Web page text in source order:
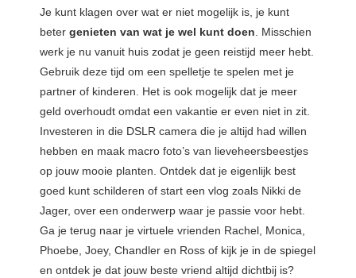
Je kunt klagen over wat er niet mogelijk is, je kunt
beter genieten van wat je wel kunt doen. Misschien
werk je nu vanuit huis zodat je geen reistijd meer hebt.
Gebruik deze tijd om een spelletje te spelen met je
partner of kinderen. Het is ook mogelijk dat je meer
geld overhoudt omdat een vakantie er even niet in zit.
Investeren in die DSLR camera die je altijd had willen
hebben en maak macro foto’s van lieveheersbeestjes
op jouw mooie planten. Ontdek dat je eigenlijk best
goed kunt schilderen of start een vlog zoals Nikki de
Jager, over een onderwerp waar je passie voor hebt.
Ga je terug naar je virtuele vrienden Rachel, Monica,
Phoebe, Joey, Chandler en Ross of kijk je in de spiegel
en ontdek je dat jouw beste vriend altijd dichtbij is?